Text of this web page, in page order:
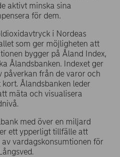
aktivt minska sina
för dem.
i Nordeas
som ger möjligheten att
bygger på Åland Index,
Ålandsbanken. Indexet ger
påverkan från de varor och
Ålandsbanken leder
mäta och visualisera
med över en miljard
ett ypperligt tillfälle att
vardagskonsumtionen för